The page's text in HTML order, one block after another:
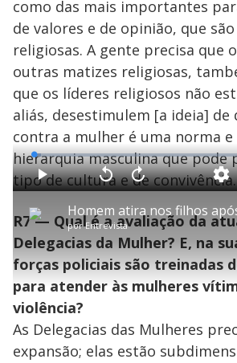
como das mais importantes
de valores e de opinião, que
religiosas. A gente precisa que
outras matizes religiosas,
que os líderes religiosos não
aliás, desestimulem [a ideia] de
contra a mulher é uma norma e
hierarquia masculina que pode
tipo de cultura e de convivência.
P
l
a
porEntrevista
P V
t
a
r
0
s
e
g
n
A
n
ç
a
1
0
s
e
u
n
L
o
a
d
e
:
2
.
%
R7 — Qual é a avaliação da
Delegacias da Mulher? E, na
forças policiais são treinadas
para atender às mulheres
violência?
As Delegacias das Mulheres
expansão; elas estão